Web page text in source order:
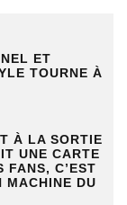
ET
TOURNE À
À LA SORTIE
UNE CARTE
FANS, C’EST
MACHINE DU